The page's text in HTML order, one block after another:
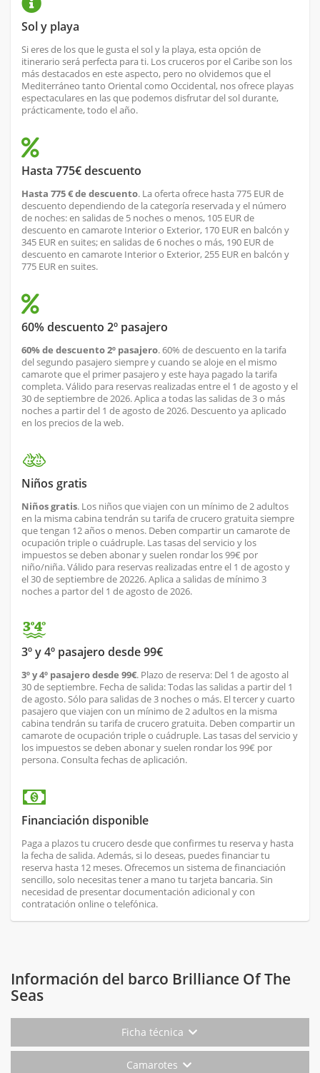
Sol y playa
Si eres de los que le gusta el sol y la playa, esta opción de
itinerario será perfecta para ti. Los cruceros por el Caribe son los
más destacados en este aspecto, pero no olvidemos que el
Mediterráneo tanto Oriental como Occidental, nos ofrece playas
espectaculares en las que podemos disfrutar del sol durante,
prácticamente, todo el año.
Hasta 775€ descuento
Hasta 775 € de descuento. La oferta ofrece hasta 775 EUR de
descuento dependiendo de la categoría reservada y el número
de noches: en salidas de 5 noches o menos, 105 EUR de
descuento en camarote Interior o Exterior, 170 EUR en balcón y
345 EUR en suites; en salidas de 6 noches o más, 190 EUR de
descuento en camarote Interior o Exterior, 255 EUR en balcón y
775 EUR en suites.
60% descuento 2º pasajero
60% de descuento 2º pasajero. 60% de descuento en la tarifa
del segundo pasajero siempre y cuando se aloje en el mismo
camarote que el primer pasajero y este haya pagado la tarifa
completa. Válido para reservas realizadas entre el 1 de agosto y el
30 de septiembre de 2026. Aplica a todas las salidas de 3 o más
noches a partir del 1 de agosto de 2026. Descuento ya aplicado
en los precios de la web.
Niños gratis
Niños gratis. Los niños que viajen con un mínimo de 2 adultos
en la misma cabina tendrán su tarifa de crucero gratuita siempre
que tengan 12 años o menos. Deben compartir un camarote de
ocupación triple o cuádruple. Las tasas del servicio y los
impuestos se deben abonar y suelen rondar los 99€ por
niño/niña. Válido para reservas realizadas entre el 1 de agosto y
el 30 de septiembre de 20226. Aplica a salidas de mínimo 3
noches a partor del 1 de agosto de 2026.
3º y 4º pasajero desde 99€
3º y 4º pasajero desde 99€. Plazo de reserva: Del 1 de agosto al
30 de septiembre. Fecha de salida: Todas las salidas a partir del 1
de agosto. Sólo para salidas de 3 noches o más. El tercer y cuarto
pasajero que viajen con un mínimo de 2 adultos en la misma
cabina tendrán su tarifa de crucero gratuita. Deben compartir un
camarote de ocupación triple o cuádruple. Las tasas del servicio y
los impuestos se deben abonar y suelen rondar los 99€ por
persona. Consulta fechas de aplicación.
Financiación disponible
Paga a plazos tu crucero desde que confirmes tu reserva y hasta
la fecha de salida. Además, si lo deseas, puedes financiar tu
reserva hasta 12 meses. Ofrecemos un sistema de financiación
sencillo, solo necesitas tener a mano tu tarjeta bancaria. Sin
necesidad de presentar documentación adicional y con
contratación online o telefónica.
Información del barco Brilliance Of The
Seas
Ficha técnica
Camarotes